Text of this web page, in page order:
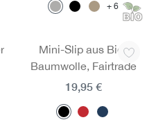
6
Mini-Slip aus Bio-
Baumwolle, Fairtrade
19,95 €